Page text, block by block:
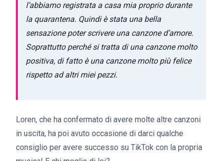
l’abbiamo registrata a casa mia proprio durante
la quarantena. Quindi è stata una bella
sensazione poter scrivere una canzone d’amore.
Soprattutto perché si tratta di una canzone molto
positiva, di fatto è una canzone molto più felice
rispetto ad altri miei pezzi.
Loren, che ha confermato di avere molte altre canzoni
in uscita, ha poi avuto occasione di darci qualche
consiglio per avere successo su TikTok con la propria